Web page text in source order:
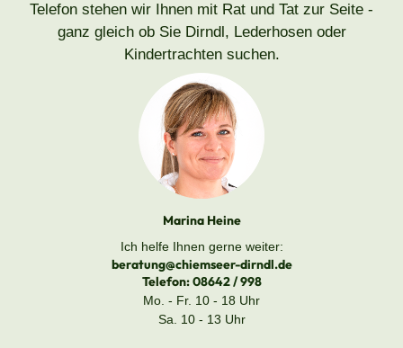
Telefon stehen wir Ihnen mit Rat und Tat zur Seite -
ganz gleich ob Sie Dirndl, Lederhosen oder
Kindertrachten suchen.
Marina Heine
Ich helfe Ihnen gerne weiter:
beratung@chiemseer-dirndl.de
Telefon:08642 / 998
Mo. - Fr. 10 - 18 Uhr
Sa. 10 - 13 Uhr